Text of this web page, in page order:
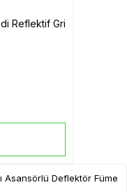
Reflektif Gri